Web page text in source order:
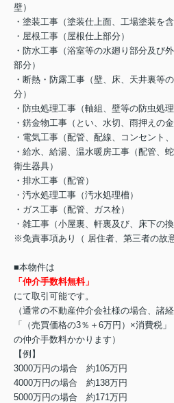
壁）
・塗装工事（塗装仕上面、工場塗装を含
・屋根工事（屋根仕上部分）
・防水工事（浴室等の水廻り部分及び
部分）
・断熱・防露工事（壁、床、天井裏等
分）
・防虫処理工事（軸組、壁等の防虫処
・錺金物工事（とい、水切、雨押えの金
・電気工事（配管、配線、コンセント、
・給水、給湯、温水暖房工事（配管、
衛生器具）
・排水工事（配管）
・汚水処理工事（汚水処理槽）
・ガス工事（配管、ガス栓）
・雑工事（小屋裏、軒裏及び、床下の
※免責事項あり（ 居住者、第三者の故
■本物件は
「仲介手数料無料」
にて取引可能です。
（通常の不動産仲介会社様の場合、諸
「（売買価格の3％＋6万円）×消費税」
の仲介手数料かかります）
【例】
3000万円の場合 約105万円
4000万円の場合 約138万円
5000万円の場合 約171万円